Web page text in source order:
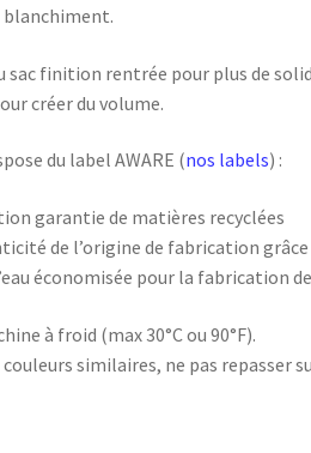
sac finition rentrée pour plus de
créer du volume.
du label AWARE (nos labels) :
garantie de matières recyclées
de l’origine de fabrication
économisée pour la fabrication
à froid (max 30°C ou 90°F).
couleurs similaires, ne pas repasser